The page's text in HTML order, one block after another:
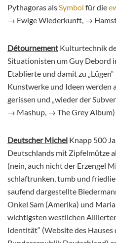
Pythagoras alsSymbol für die
→ Ewige Wiederkunft, →
Détournement Kulturtechnik
Situationisten um Guy Debord
Etablierte und damit zu
Kunstwerke und Ideen werden
gerissen und „wieder der
→ Mashup, → The Grey Album)
Deutscher Michel Knapp 500
Deutschlands mit Zipfelmütze
(nein, auch nicht der Erzengel
schlaftrunken, tumb und
saufend dargestellte
Onkel Sam (Amerika) und
wichtigsten westlichen
Identität“ (Website des Hauses